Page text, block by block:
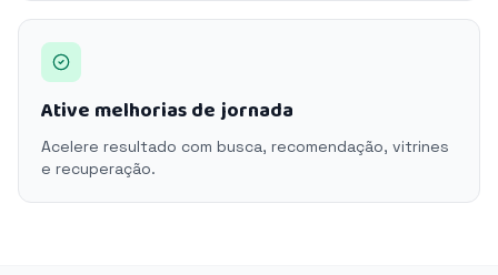
Ative melhorias de jornada
Acelere resultado com busca, recomendação, vitrines
e recuperação.